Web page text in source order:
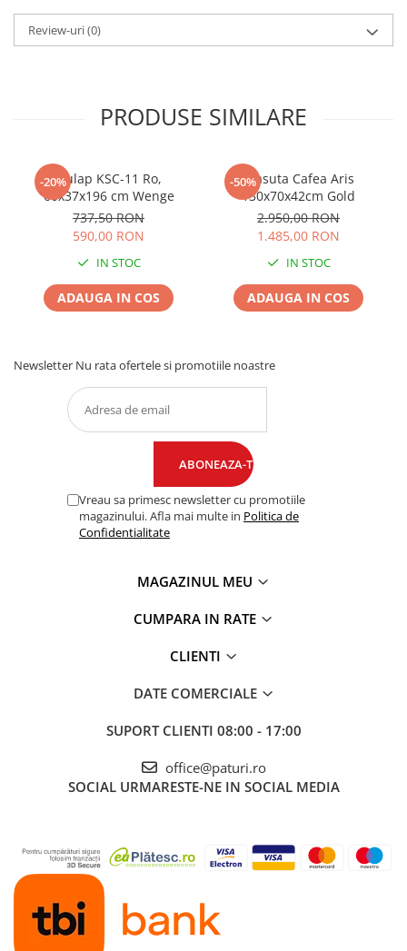
Review-uri(0)
PRODUSE SIMILARE
-20%Dulap KSC-11 Ro,
60x37x196 cm Wenge
737,50 RON
590,00 RON
IN STOC
ADAUGA IN COS
-50%Masuta Cafea Aris
130x70x42cm Gold
2.950,00 RON
1.485,00 RON
IN STOC
ADAUGA IN COS
Newsletter Nu rata ofertele si promotiile noastre
Vreau sa primesc newsletter cu promotiile
magazinului. Afla mai multe in Politica de
Confidentialitate
MAGAZINUL MEU
CUMPARA IN RATE
CLIENTI
DATE COMERCIALE
SUPORT CLIENTI 08:00 - 17:00
office@paturi.ro
SOCIAL URMARESTE-NE IN SOCIAL MEDIA